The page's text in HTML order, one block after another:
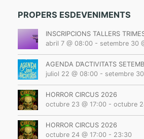
N
a
v
i
g
a
t
i
o
n
PROPERS ESDEVENIMENTS
INSCRIPCIONS TALLERS
abril 7 @ 08:00 - setembre 30
AGENDA D’ACTIVITATS
juliol 22 @ 08:00 - setembre
HORROR CIRCUS 2026
octubre 23 @ 17:00 - octubre
HORROR CIRCUS 2026
octubre 24 @ 17:00 - 23:30